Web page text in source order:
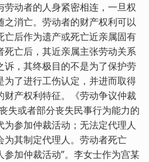
动者的人身紧密相连，一旦权
消亡。劳动者的财产权利可以
后作为遗产或死亡近亲属固有
亡后，其近亲属主张劳动关系
诉，其终极目的不是为了保护劳
了进行工伤认定，并进而取得
产权利特征。《劳动争议仲裁
失或者部分丧失民事行为能力的
参加仲裁活动；无法定代理人
为其制定代理人。劳动者死亡
加仲裁活动”。李女士作为宫某